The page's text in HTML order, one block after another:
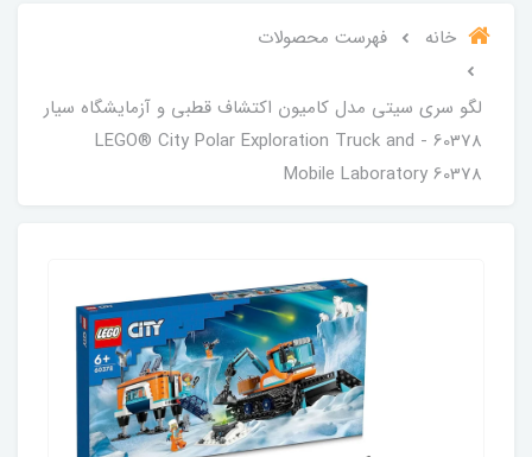
خانه فهرست محصولات
لگو سری سیتی مدل کامیون اکتشاف قطبی و آزمایشگاه سیار
60378 - LEGO® City Polar Exploration Truck and
Mobile Laboratory 60378